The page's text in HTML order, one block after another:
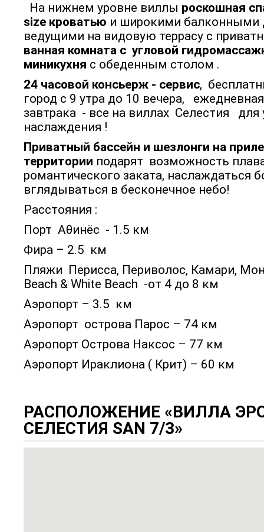
На нижнем уровне виллы роскошная
size кроватью и широкими балконными
ведущими на видовую террасу с
ванная комната с угловой
миникухня с обеденным столом .
24 часовой консьерж - сервис,
город с 9 утра до 10 вечера,
завтрака - все на виллах Селестия для
наслаждения !
Приватный бассейн и шезлонги на
территории подарят возможность
романтического заката, наслаждаться
вглядываться в бесконечное небо!
Расстояния :
Порт Аθинёс - 1.5 км
Фира – 2.5 км
Пляжи Перисса, Периволос, Камари,
Beach & White Beach -от 4 до 8 км
Аэропорт – 3.5 км
Аэропорт острова Парос – 74 км
Аэропорт Острова Наксос – 77 км
Аэропорт Ираклиона ( Крит) – 60 км
РАСПОЛОЖЕНИЕ «ВИЛЛА
СЕЛЕСТИЯ SAN 7/3»